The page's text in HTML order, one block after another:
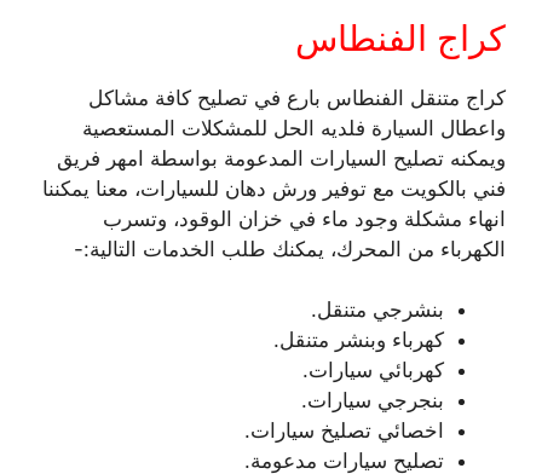
كراج الفنطاس
كراج متنقل الفنطاس بارع في تصليح كافة مشاكل
واعطال السيارة فلديه الحل للمشكلات المستعصية
ويمكنه تصليح السيارات المدعومة بواسطة امهر فريق
فني بالكويت مع توفير ورش دهان للسيارات، معنا يمكننا
انهاء مشكلة وجود ماء في خزان الوقود، وتسرب
الكهرباء من المحرك، يمكنك طلب الخدمات التالية:-
بنشرجي متنقل.
كهرباء وبنشر متنقل.
كهربائي سيارات.
بنجرجي سيارات.
اخصائي تصليخ سيارات.
تصليح سيارات مدعومة.